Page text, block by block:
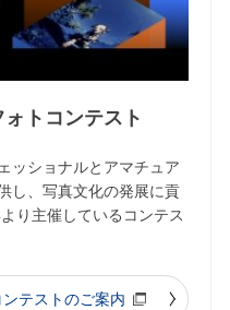
トコンテスト
ッショナルとアマチュア
し、写真文化の発展に貢
り主催しているコンテス
テストのご案内